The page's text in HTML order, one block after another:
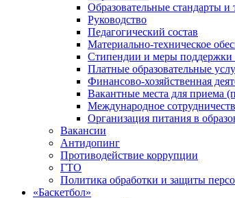
Образовательные стандарты и
Руководство
Педагогический состав
Материально-техническое
Стипендии и меры поддержки
Платные образовательные
Финансово-хозяйственная
Вакантные места для приема
Международное
Организация питания в
Вакансии
Антидопинг
Противодействие коррупции
ГТО
Политика обработки и защиты
«Баскетбол»